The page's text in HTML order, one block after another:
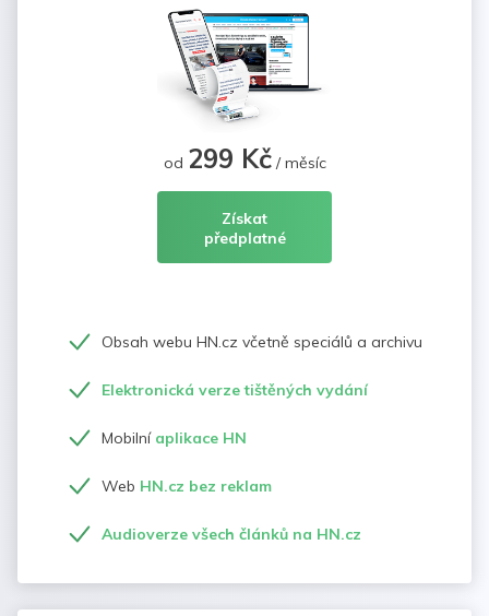
od 299 Kč/ měsíc
Získat
předplatné
Obsah webu HN.cz včetně speciálů a archivu
Elektronická verze tištěných vydání
Mobilní aplikace HN
Web HN.cz bez reklam
Audioverze všech článků na HN.cz